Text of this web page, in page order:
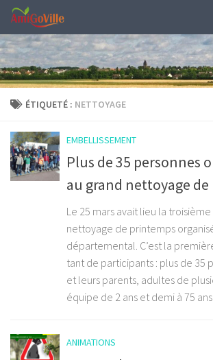
Skip to content
ÉTIQUETÉ : NETTOYAGE
EMBELLISSEMENT
Plus de 35 personnes
au grand nettoyage
Le 25 mars avait lieu la
nettoyage de printemps
départemental. C’est la
tant de participants : plus de 35
et leurs parents, adultes de
équipe de 2 ans et demi à 75 ans
ANIMATIONS